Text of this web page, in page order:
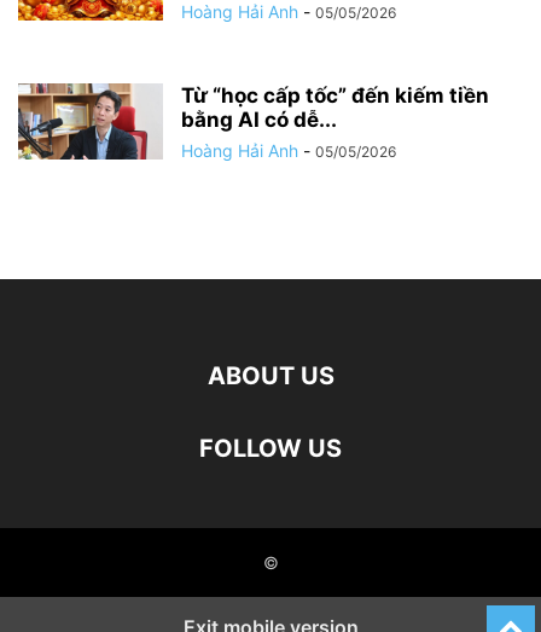
Hoàng Hải Anh - 05/05/2026
Từ “học cấp tốc” đến kiếm tiền
bằng AI có dễ...
Hoàng Hải Anh - 05/05/2026
ABOUT US
FOLLOW US
©